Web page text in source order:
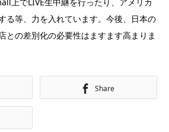
る等、力を入れています。今後、日本の
との差別化の必要性はますます高まりま
Share